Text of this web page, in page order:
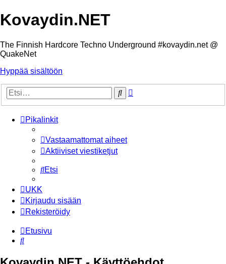
Kovaydin.NET
The Finnish Hardcore Techno Underground #kovaydin.net @
QuakeNet
Hyppää sisältöön
Etsi
Pikalinkit
Vastaamattomat aiheet
Aktiiviset viestiketjut
Etsi
UKK
Kirjaudu sisään
Rekisteröidy
Etusivu
Etsi